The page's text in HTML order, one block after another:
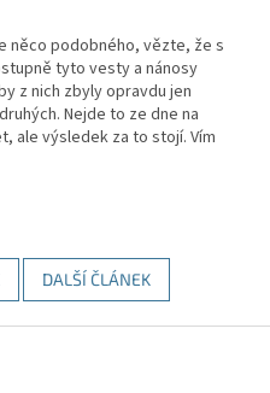
něco podobného, vězte, že s
tyto vesty a nánosy
z nich zbyly opravdu jen
Nejde to ze dne na
ale výsledek za to stojí. Vím
DALŠÍ ČLÁNEK